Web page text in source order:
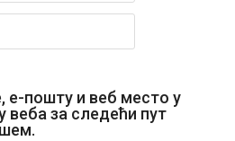
е-пошту и веб место у
веба за следећи пут